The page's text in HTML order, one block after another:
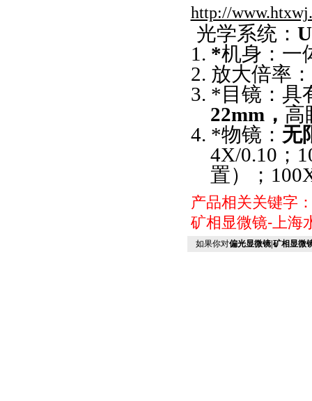
http://
光学系统：
1. *机身：一
2. 放大倍率
3. *目镜：具
22mm， 高
4. *物镜： 无
4X/0.10；
置）；
产品相关关键字
矿相显微镜-上海
如果你对偏光显微镜|矿相显微